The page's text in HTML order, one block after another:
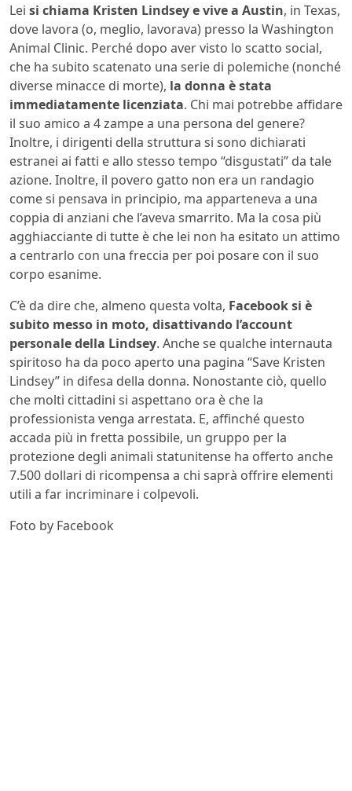
Lei si chiama Kristen Lindsey e vive a Austin, in Texas,
dove lavora (o, meglio, lavorava) presso la Washington
Animal Clinic. Perché dopo aver visto lo scatto social,
che ha subito scatenato una serie di polemiche (nonché
diverse minacce di morte), la donna è stata
immediatamente licenziata. Chi mai potrebbe affidare
il suo amico a 4 zampe a una persona del genere?
Inoltre, i dirigenti della struttura si sono dichiarati
estranei ai fatti e allo stesso tempo “disgustati” da tale
azione. Inoltre, il povero gatto non era un randagio
come si pensava in principio, ma apparteneva a una
coppia di anziani che l’aveva smarrito. Ma la cosa più
agghiacciante di tutte è che lei non ha esitato un attimo
a centrarlo con una freccia per poi posare con il suo
corpo esanime.
C’è da dire che, almeno questa volta, Facebook si è
subito messo in moto, disattivando l’account
personale della Lindsey. Anche se qualche internauta
spiritoso ha da poco aperto una pagina “Save Kristen
Lindsey” in difesa della donna. Nonostante ciò, quello
che molti cittadini si aspettano ora è che la
professionista venga arrestata. E, affinché questo
accada più in fretta possibile, un gruppo per la
protezione degli animali statunitense ha offerto anche
7.500 dollari di ricompensa a chi saprà offrire elementi
utili a far incriminare i colpevoli.
Foto by Facebook